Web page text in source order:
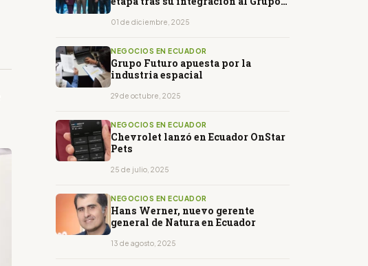
01 de diciembre, 2025
NEGOCIOS EN ECUADOR
Grupo Futuro apuesta por la
industria espacial
29 de octubre, 2025
NEGOCIOS EN ECUADOR
Chevrolet lanzó en Ecuador OnStar
Pets
25 de julio, 2025
NEGOCIOS EN ECUADOR
Hans Werner, nuevo gerente
general de Natura en Ecuador
13 de agosto, 2025
¿En que consiste la